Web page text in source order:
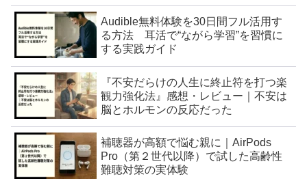
Audible無料体験を30日間フル活用す
る方法 耳活で“ながら学習”を習慣に
する実践ガイド
『不安だらけの人生に終止符を打つ楽
観力強化法』感想・レビュー｜不安は
脳とホルモンの反応だった
補聴器が高額で悩む親に｜AirPods
Pro（第２世代以降）で試した高齢性
難聴対策の実体験